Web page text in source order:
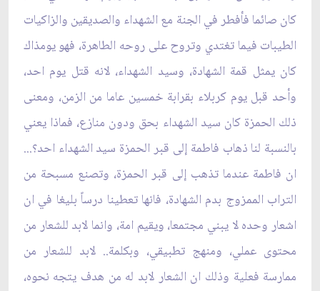
كان صائما فأفطر في الجنة مع الشهداء والصديقين والزاكيات
الطيبات فيما تغتدي وتروح على روحه الطاهرة، فهو يومذاك
كان يمثل قمة الشهادة، وسيد الشهداء، لانه قتل يوم احد،
وأحد قبل يوم كربلاء بقرابة خمسين عاما من الزمن، ومعنى
ذلك الحمزة كان سيد الشهداء بحق ودون منازع، فماذا يعني
بالنسبة لنا ذهاب فاطمة إلى قبر الحمزة سيد الشهداء احد؟...
ان فاطمة عندما تذهب إلى قبر الحمزة، وتصنع مسبحة من
التراب الممزوج بدم الشهادة، فانها تعطينا درساً بليغا في ان
اشعار وحده لا يبني مجتمعا، ويقيم امة، وانما لابد للشعار من
محتوى عملي، ومنهج تطبيقي، وبكلمة.. لابد للشعار من
ممارسة فعلية وذلك ان الشعار لابد له من هدف يتجه نحوه،